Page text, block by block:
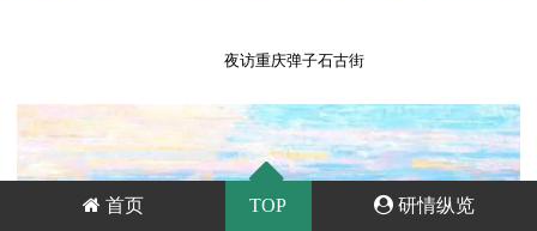
夜访重庆弹子石古街
首页 TOP 研情纵览